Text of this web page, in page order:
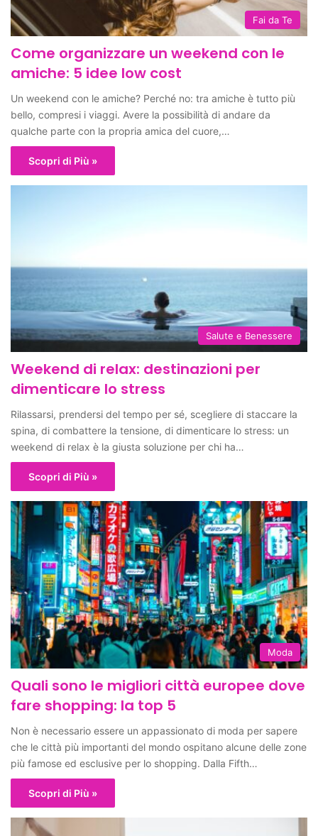
Fai da Te
Come organizzare un weekend con le
amiche: 5 idee low cost
Un weekend con le amiche? Perché no: tra amiche è tutto più
bello, compresi i viaggi. Avere la possibilità di andare da
qualche parte con la propria amica del cuore,…
Scopri di Più »
Salute e Benessere
Weekend di relax: destinazioni per
dimenticare lo stress
Rilassarsi, prendersi del tempo per sé, scegliere di staccare la
spina, di combattere la tensione, di dimenticare lo stress: un
weekend di relax è la giusta soluzione per chi ha…
Scopri di Più »
Moda
Quali sono le migliori città europee dove
fare shopping: la top 5
Non è necessario essere un appassionato di moda per sapere
che le città più importanti del mondo ospitano alcune delle zone
più famose ed esclusive per lo shopping. Dalla Fifth…
Scopri di Più »